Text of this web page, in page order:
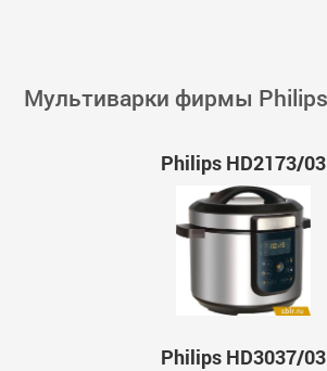
Мультиварки фирмы Philips
Philips HD2173/03
Philips HD3037/03